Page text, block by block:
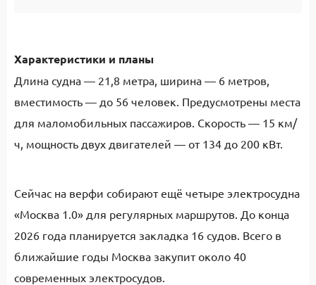
Характеристики и планы
Длина судна — 21,8 метра, ширина — 6 метров,
вместимость — до 56 человек. Предусмотрены места
для маломобильных пассажиров. Скорость — 15 км/
ч, мощность двух двигателей — от 134 до 200 кВт.
Сейчас на верфи собирают ещё четыре электросудна
«Москва 1.0» для регулярных маршрутов. До конца
2026 года планируется закладка 16 судов. Всего в
ближайшие годы Москва закупит около 40
современных электросудов.